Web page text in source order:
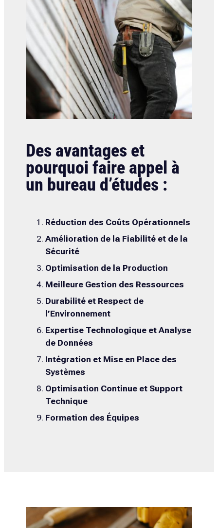
Des avantages et
pourquoi faire appel à
un bureau d’études :
Réduction des Coûts Opérationnels
Amélioration de la Fiabilité et de la
Sécurité
Optimisation de la Production
Meilleure Gestion des Ressources
Durabilité et Respect de
l’Environnement
Expertise Technologique et Analyse
de Données
Intégration et Mise en Place des
Systèmes
Optimisation Continue et Support
Technique
Formation des Équipes